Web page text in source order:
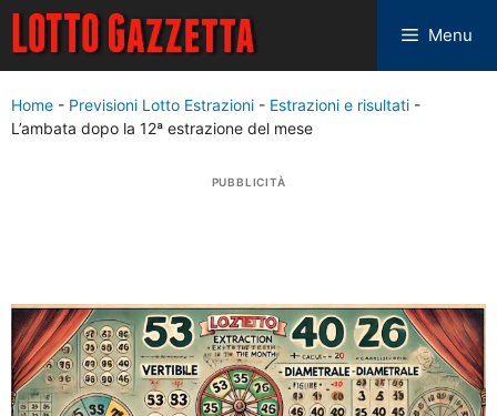
Menu
Home - Previsioni Lotto Estrazioni - Estrazioni e risultati -
L’ambata dopo la 12ª estrazione del mese
PUBBLICITÀ